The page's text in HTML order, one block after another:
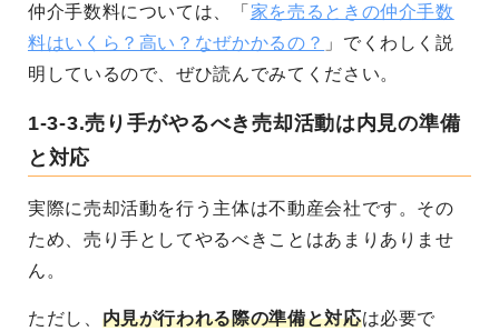
仲介手数料については、「 家を売るときの仲介手数
料はいくら？高い？なぜかかるの？ 」でくわしく説
明しているので、ぜひ読んでみてください。
1-3-3.売り手がやるべき売却活動は内見の準備
と対応
実際に売却活動を行う主体は不動産会社です。その
ため、売り手としてやるべきことはあまりありませ
ん。
ただし、 内見が行われる際の準備と対応は必要で